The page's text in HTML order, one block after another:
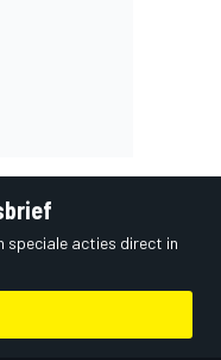
speciale acties direct in